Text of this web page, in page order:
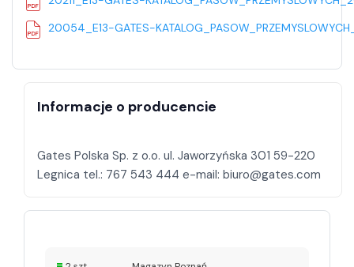
20054_E13-GATES-
Informacje o producencie
Gates Polska Sp. z o.o. ul. Jaworzyńska 301 59-220